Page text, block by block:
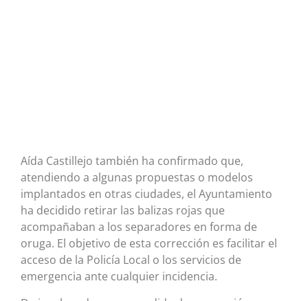
Aída Castillejo también ha confirmado que,
atendiendo a algunas propuestas o modelos
implantados en otras ciudades, el Ayuntamiento
ha decidido retirar las balizas rojas que
acompañaban a los separadores en forma de
oruga. El objetivo de esta corrección es facilitar el
acceso de la Policía Local o los servicios de
emergencia ante cualquier incidencia.